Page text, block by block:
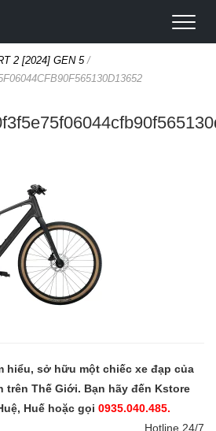
2 [2024] GEN 5/
hiểu, sở hữu một chiếc xe đạp của
Thế Giới. Bạn hãy đến Kstore
Huế hoặc gọi 0935.040.485.
Hotline 24/7